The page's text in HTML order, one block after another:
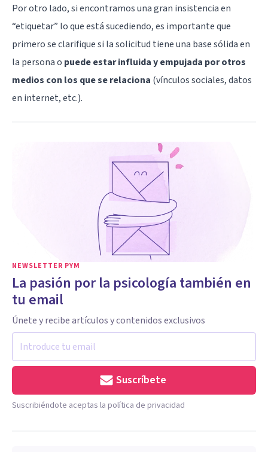
Por otro lado, si encontramos una gran insistencia en
“etiquetar” lo que está sucediendo, es importante que
primero se clarifique si la solicitud tiene una base sólida en
la persona o puede estar influida y empujada por otros
medios con los que se relaciona (vínculos sociales, datos
en internet, etc.).
NEWSLETTER PYM
La pasión por la psicología también en
tu email
Únete y recibe artículos y contenidos exclusivos
Suscríbete
Suscribiéndote aceptas la política de privacidad